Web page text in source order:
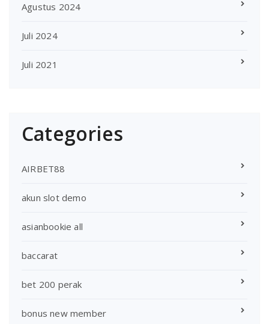
Agustus 2024
Juli 2024
Juli 2021
Categories
AIRBET88
akun slot demo
asianbookie all
baccarat
bet 200 perak
bonus new member